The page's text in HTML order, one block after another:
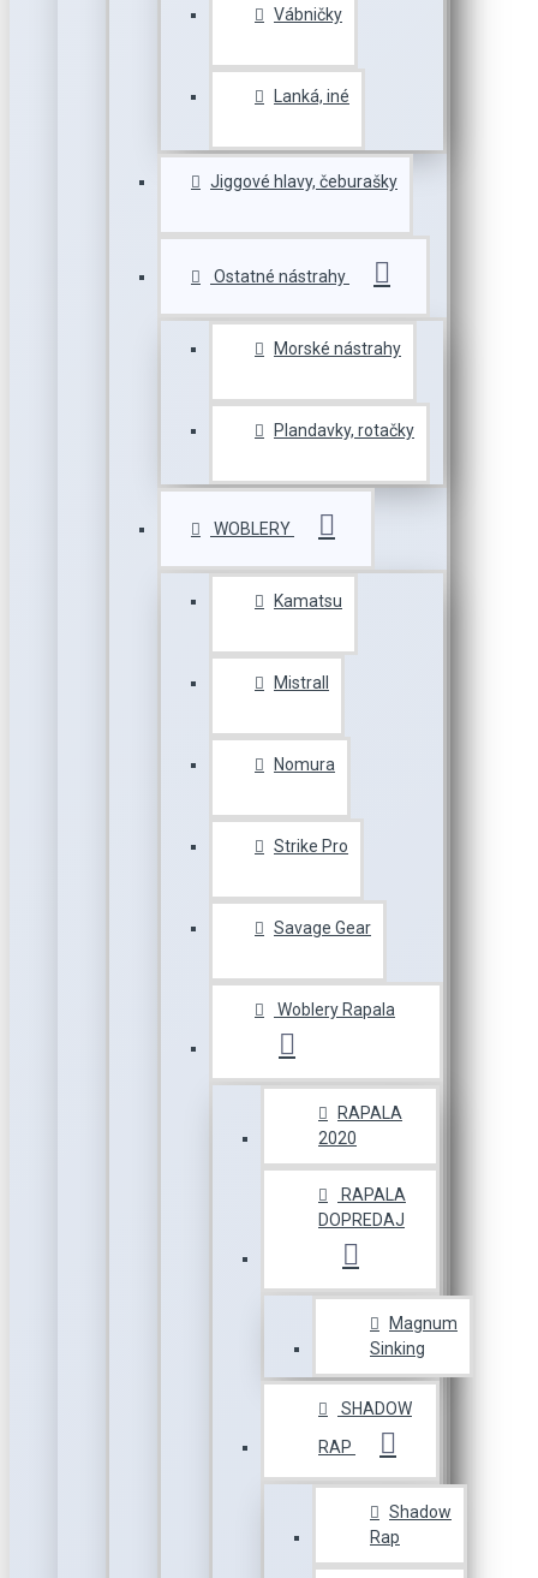
Vábničky
Lanká, iné
Jiggové hlavy, čeburašky
Ostatné nástrahy
Morské nástrahy
Plandavky, rotačky
WOBLERY
Kamatsu
Mistrall
Nomura
Strike Pro
Savage Gear
Woblery Rapala
RAPALA
2020
RAPALA
DOPREDAJ
Magnum
Sinking
SHADOW
RAP
Shadow
Rap